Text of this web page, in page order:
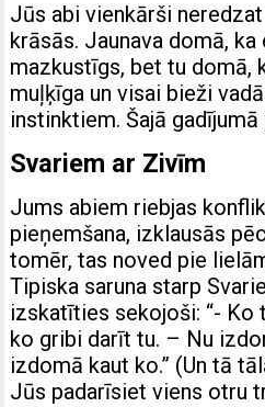
Jūs abi vienkārši
krāsās. Jaunava domā,
mazkustīgs, bet tu domā,
muļķīga un visai bieži
instinktiem. Šajā
Svariem ar Zivīm
Jums abiem riebjas
pieņemšana, izklausās
tomēr, tas noved pie
Tipiska saruna starp
izskatīties sekojoši: “-
ko gribi darīt tu. – Nu
izdomā kaut ko.” (Un tā
Jūs padarīsiet viens otru